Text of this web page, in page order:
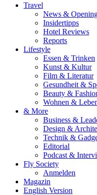
Travel
News &
Insidertipps
Hotel Reviews
Reports
Lifestyle
Essen & Trinken
Kunst & Kultur
Film & Literatur
Gesundheit &
Beauty &
Wohnen &
& More
Business &
Design &
Technik &
Editorial
Podcast &
Fly Society
Anmelden
Magazin
English Version